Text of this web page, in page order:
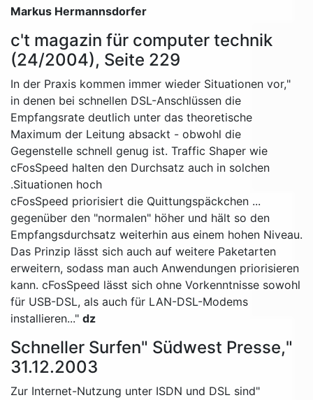
Markus Hermannsdorfer
c't magazin für computer technik
(24/2004), Seite 229
"In der Praxis kommen immer wieder Situationen vor,
in denen bei schnellen DSL-Anschlüssen die
Empfangsrate deutlich unter das theoretische
Maximum der Leitung absackt - obwohl die
Gegenstelle schnell genug ist. Traffic Shaper wie
cFosSpeed halten den Durchsatz auch in solchen
Situationen hoch.
... cFosSpeed priorisiert die Quittungspäckchen
gegenüber den "normalen" höher und hält so den
Empfangsdurchsatz weiterhin aus einem hohen Niveau.
Das Prinzip lässt sich auch auf weitere Paketarten
erweitern, sodass man auch Anwendungen priorisieren
kann. cFosSpeed lässt sich ohne Vorkenntnisse sowohl
für USB-DSL, als auch für LAN-DSL-Modems
installieren..." dz
"Schneller Surfen" Südwest Presse,
31.12.2003
"Zur Internet-Nutzung unter ISDN und DSL sind